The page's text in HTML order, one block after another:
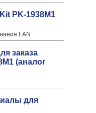
PK-1938M1
LAN
заказа
(аналог
для